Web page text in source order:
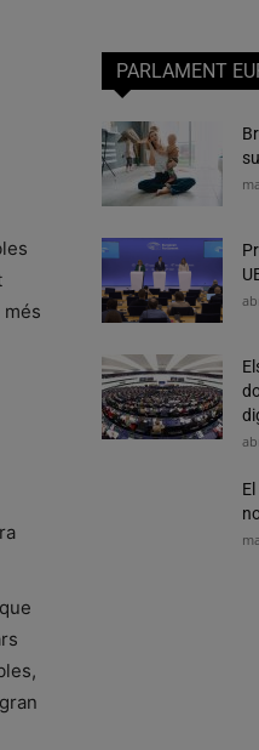
PARLAMENT